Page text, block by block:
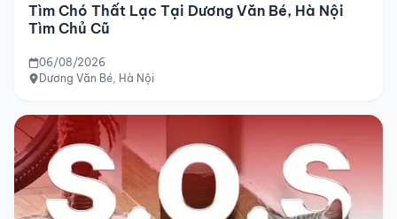
Tìm Chó Thất Lạc Tại Dương Văn Bé, Hà Nội
Tìm Chủ Cũ
06/08/2026
Dương Văn Bé, Hà Nội